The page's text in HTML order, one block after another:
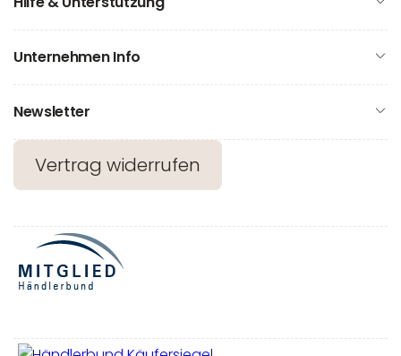
Unternehmen Info
Newsletter
Vertrag widerrufen